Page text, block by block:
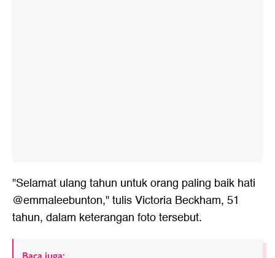
"Selamat ulang tahun untuk orang paling baik hati
@emmaleebunton," tulis Victoria Beckham, 51
tahun, dalam keterangan foto tersebut.